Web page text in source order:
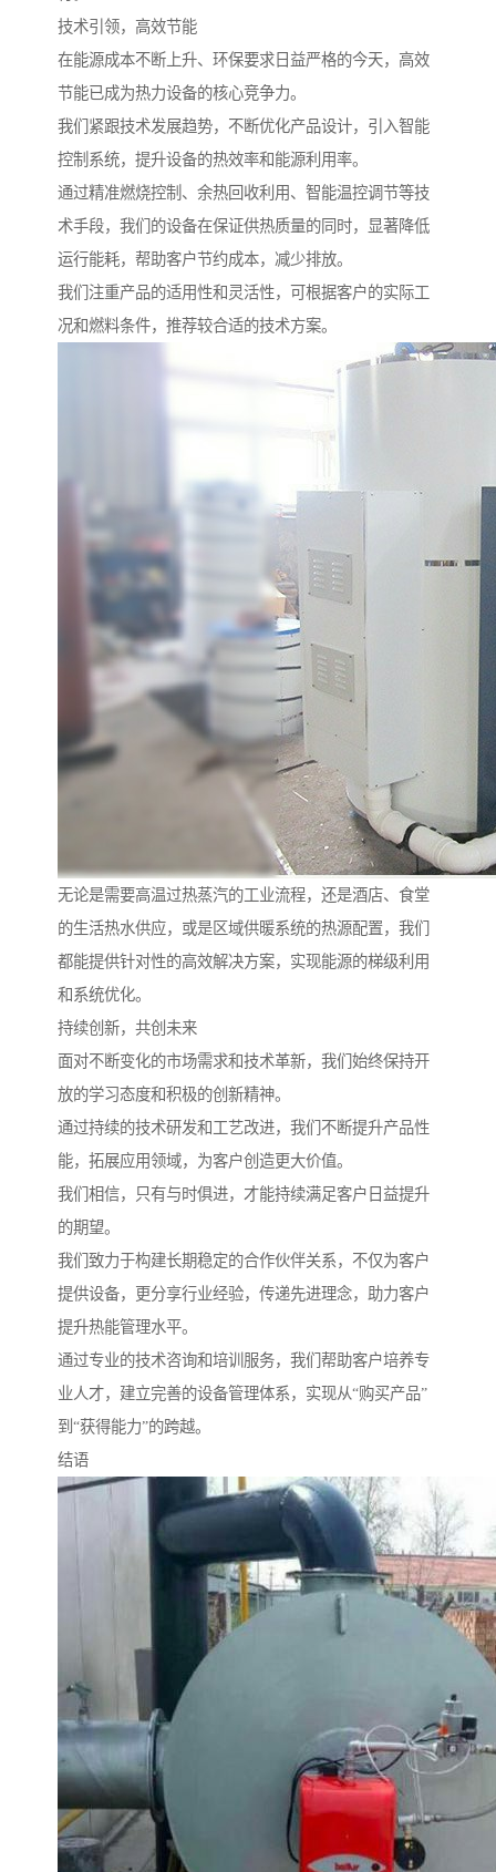
技术引领，高效节能
在能源成本不断上升、环保要求日益严格的今天，高效
节能已成为热力设备的核心竞争力。
我们紧跟技术发展趋势，不断优化产品设计，引入智能
控制系统，提升设备的热效率和能源利用率。
通过精准燃烧控制、余热回收利用、智能温控调节等技
术手段，我们的设备在保证供热质量的同时，显著降低
运行能耗，帮助客户节约成本，减少排放。
我们注重产品的适用性和灵活性，可根据客户的实际工
况和燃料条件，推荐较合适的技术方案。
无论是需要高温过热蒸汽的工业流程，还是酒店、食堂
的生活热水供应，或是区域供暖系统的热源配置，我们
都能提供针对性的高效解决方案，实现能源的梯级利用
和系统优化。
持续创新，共创未来
面对不断变化的市场需求和技术革新，我们始终保持开
放的学习态度和积极的创新精神。
通过持续的技术研发和工艺改进，我们不断提升产品性
能，拓展应用领域，为客户创造更大价值。
我们相信，只有与时俱进，才能持续满足客户日益提升
的期望。
我们致力于构建长期稳定的合作伙伴关系，不仅为客户
提供设备，更分享行业经验，传递先进理念，助力客户
提升热能管理水平。
通过专业的技术咨询和培训服务，我们帮助客户培养专
业人才，建立完善的设备管理体系，实现从“购买产品”
到“获得能力”的跨越。
结语